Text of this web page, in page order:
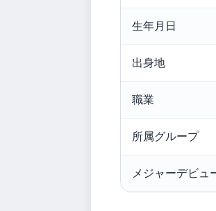
生年月日
出身地
職業
所属グループ
メジャーデビュ